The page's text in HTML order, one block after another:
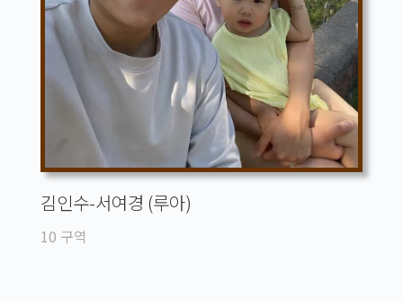
김인수-서여경 (루아)
10 구역